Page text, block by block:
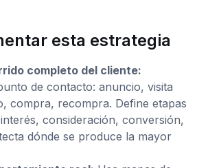
esta estrategia
completo del cliente:
de contacto: anuncio, visita
compra, recompra. Define etapas
consideración, conversión,
dónde se produce la mayor